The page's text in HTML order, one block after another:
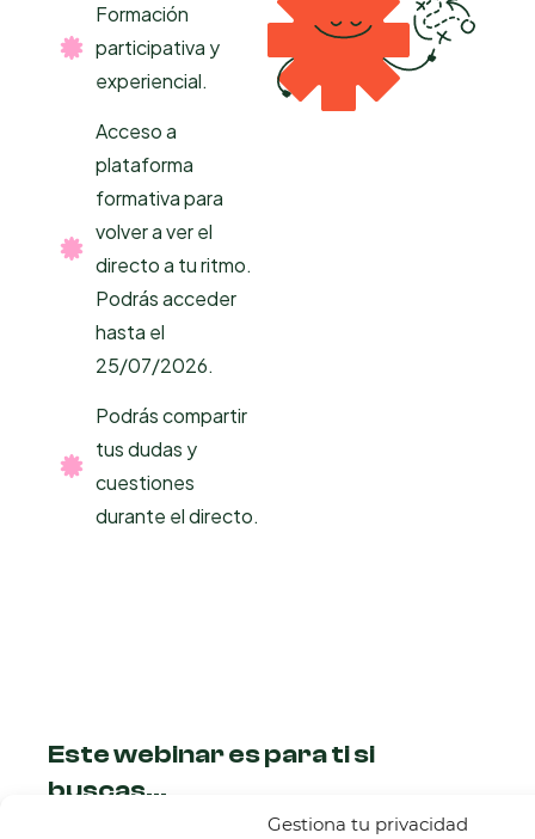
Gestiona tu privacidad
Formación
participativa y
experiencial.
Acceso a
plataforma
formativa para
volver a ver el
directo a tu ritmo.
Podrás acceder
hasta el
25/07/2026.
Podrás compartir
tus dudas y
cuestiones
durante el directo.
Este webinar es para ti si
buscas...